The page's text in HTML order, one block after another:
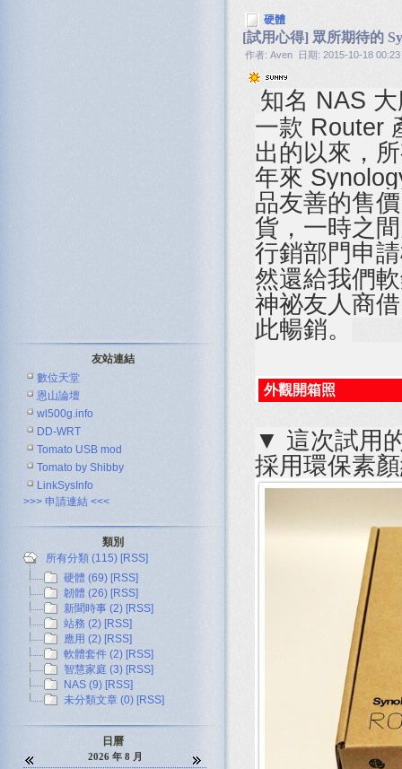
硬體
[試用心得] 眾所期待的
作者: Aven 日期: 2015-10-18 00:23
知名 NAS
一款 Router
出的以來，
年來
品友善的售
貨，一時之
行銷部門申
然還給我們
神祕友人商
此暢銷。
外觀開箱照
▼ 這次試用
採用環保素
友站連結
數位天堂
恩山論壇
wl500g.info
DD-WRT
Tomato USB mod
Tomato by Shibby
LinkSysInfo
>>> 申請連結 <<<
類別
所有分類 (115) [RSS]
硬體 (69) [RSS]
韌體 (26) [RSS]
新聞時事 (2) [RSS]
站務 (2) [RSS]
應用 (2) [RSS]
軟體套件 (2) [RSS]
智慧家庭 (3) [RSS]
NAS (9) [RSS]
未分類文章 (0) [RSS]
日曆
2026 年 8 月